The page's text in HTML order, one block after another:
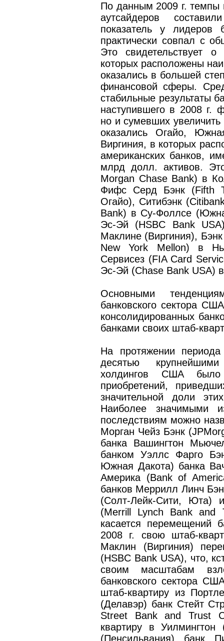
По данным 2009 г. темпы
аутсайдеров
показатель у
практически совпал с
Это свидетельствует
которых расположены
оказались в большей
финансовой сферы.
стабильные результаты
наступившего в 2008 г.
но и сумевших
оказались Огайо,
Виргиния, в которых
американских банков,
млрд долл. активов.
Morgan Chase Bank) в
Фифс Серд Бэнк (Fifth
Огайо), Ситибэнк
Bank) в Су-Фоллсе
Эс-Эй (HSBC Bank
Маклине (Виргиния),
New York Mellon) в
Сервисез (FIA Card
Эс-Эй (Chase Bank USA)
Основными
банковского сектора
консолидированных
банками своих штаб-
На протяжении
десятью
холдингов США было
приобретений,
значительной доли
Наиболее
последствиям можно
Морган Чейз Бэнк
банка Вашингтон
банком Уэллс Фарго
Южная Дакота) банка
Америка (Bank of
банков Меррилл Линч
(Солт-Лейк-Сити, Юта)
(Merrill Lynch Bank and
касается перемещений
2008 г. свою штаб-
Маклин (Виргиния)
(HSBC Bank USA), что,
своим масштабам
банковского сектора
штаб-квартиру из
(Делавэр) банк Стейт
Street Bank and Trust
квартиру в Уилмингтон
(Пенсильвания) банк